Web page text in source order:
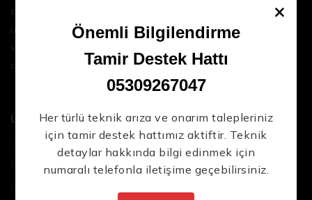
sektördeki en son teknolojileri ve yüksek kaliteli
ürünleri bir araya getirerek iş süreçlerinizi daha
verimli ve sorunsuz hale getirmenize yardımcı
oluyoruz.
Ürünler
Şarjlı El Aletleri
Şarjlı Led Lambalar
Özel Tasarım El Aletleri
×
Önemli Bilgilendirme
Tamir Destek Hattı
05309267047
Her türlü teknik arıza ve onarım talepleriniz
için tamir destek hattımız aktiftir. Teknik
detaylar hakkında bilgi edinmek için
numaralı telefonla iletişime geçebilirsiniz.